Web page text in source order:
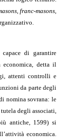
,franc-masons
capace di garantire
detta il
attenti controlli e
da parte degli
nomina sovrana: le
degli associati,
antiche, 1599) si
economica.